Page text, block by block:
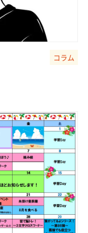
コラム